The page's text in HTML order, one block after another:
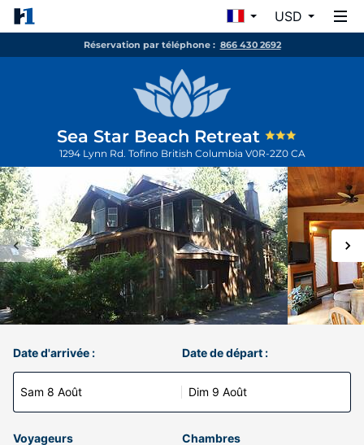
USD
Réservation par téléphone : 866 430 2692
Sea Star Beach Retreat
1294 Lynn Rd. Tofino British Columbia V0R-2Z0 CA
Date d'arrivée :
Sam 8 Août
Date de départ :
Dim 9 Août
Voyageurs Chambres